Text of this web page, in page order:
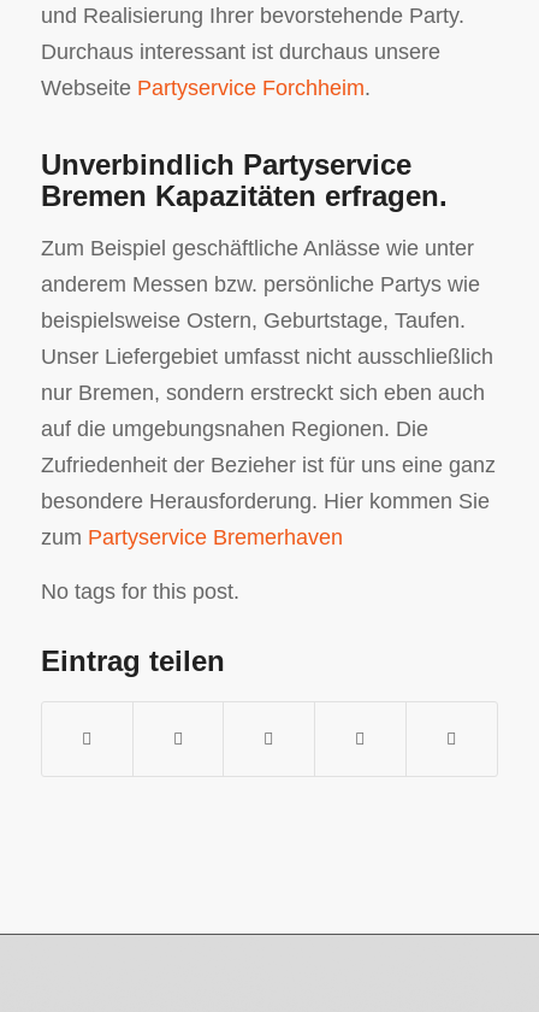
und Realisierung Ihrer bevorstehende Party.
Durchaus interessant ist durchaus unsere
Webseite Partyservice Forchheim.
Unverbindlich Partyservice
Bremen Kapazitäten erfragen.
Zum Beispiel geschäftliche Anlässe wie unter
anderem Messen bzw. persönliche Partys wie
beispielsweise Ostern, Geburtstage, Taufen.
Unser Liefergebiet umfasst nicht ausschließlich
nur Bremen, sondern erstreckt sich eben auch
auf die umgebungsnahen Regionen. Die
Zufriedenheit der Bezieher ist für uns eine ganz
besondere Herausforderung. Hier kommen Sie
zum Partyservice Bremerhaven
No tags for this post.
Eintrag teilen